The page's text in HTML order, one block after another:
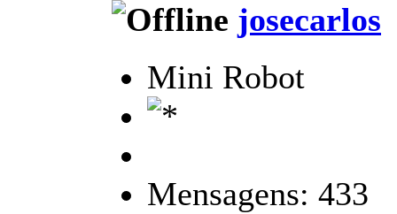
josecarlos
Mini Robot
Mensagens: 433